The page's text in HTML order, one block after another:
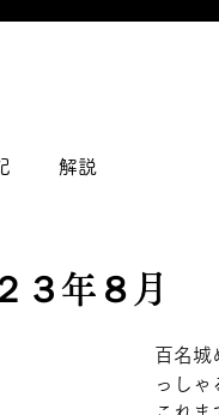
解説
３年８月
百名城
っしゃ